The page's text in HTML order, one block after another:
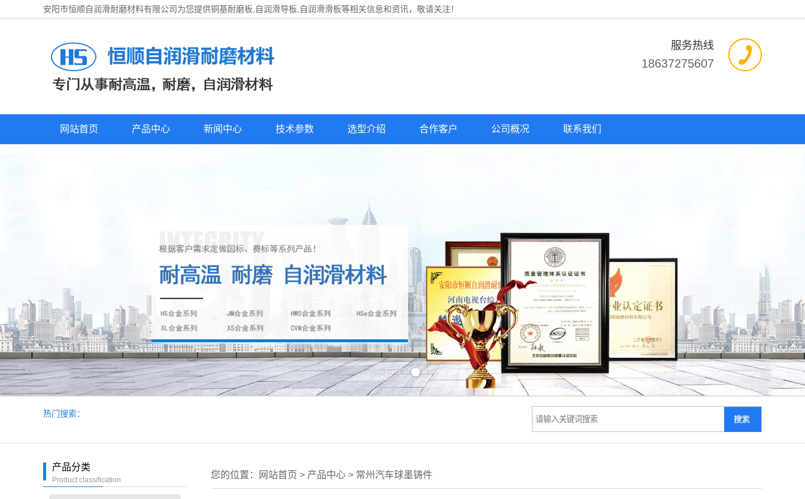
安阳市恒顺自润滑耐磨材料有限公司为您提供铜基耐磨板 ,自润滑导板,自润滑滑板等相关信息和资讯，敬请关注！
服务热线
18637275607
网站首页 产品中心 新闻中心 技术参数 选型介绍 合作客户 公司概况 联系我们
热门搜索：
产品分类
Product classification 您的位置： 网站首页 > 产品中心 > 常州汽车球墨铸件